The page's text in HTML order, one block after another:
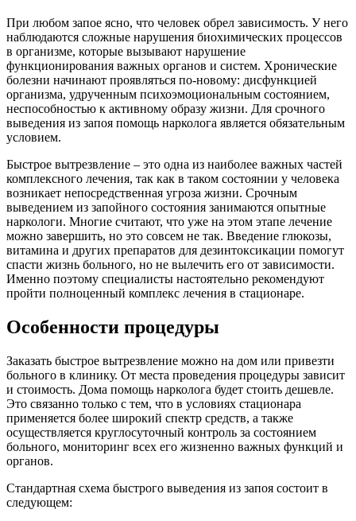
При любом запое ясно, что человек обрел зависимость. У него
наблюдаются сложные нарушения биохимических процессов
в организме, которые вызывают нарушение
функционирования важных органов и систем. Хронические
болезни начинают проявляться по-новому: дисфункцией
организма, удрученным психоэмоциональным состоянием,
неспособностью к активному образу жизни. Для срочного
выведения из запоя помощь нарколога является обязательным
условием.
Быстрое вытрезвление – это одна из наиболее важных частей
комплексного лечения, так как в таком состоянии у человека
возникает непосредственная угроза жизни. Срочным
выведением из запойного состояния занимаются опытные
наркологи. Многие считают, что уже на этом этапе лечение
можно завершить, но это совсем не так. Введение глюкозы,
витамина и других препаратов для дезинтоксикации помогут
спасти жизнь больного, но не вылечить его от зависимости.
Именно поэтому специалисты настоятельно рекомендуют
пройти полноценный комплекс лечения в стационаре.
Особенности процедуры
Заказать быстрое вытрезвление можно на дом или привезти
больного в клинику. От места проведения процедуры зависит
и стоимость. Дома помощь нарколога будет стоить дешевле.
Это связанно только с тем, что в условиях стационара
применяется более широкий спектр средств, а также
осуществляется круглосуточный контроль за состоянием
больного, мониторинг всех его жизненно важных функций и
органов.
Стандартная схема быстрого выведения из запоя состоит в
следующем: